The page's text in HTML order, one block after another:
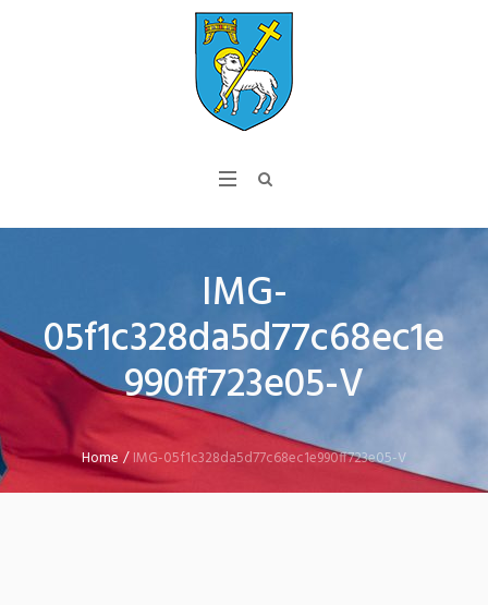
IMG-
05f1c328da5d77c68ec1e
990ff723e05-V
Home /IMG-05f1c328da5d77c68ec1e990ff723e05-V